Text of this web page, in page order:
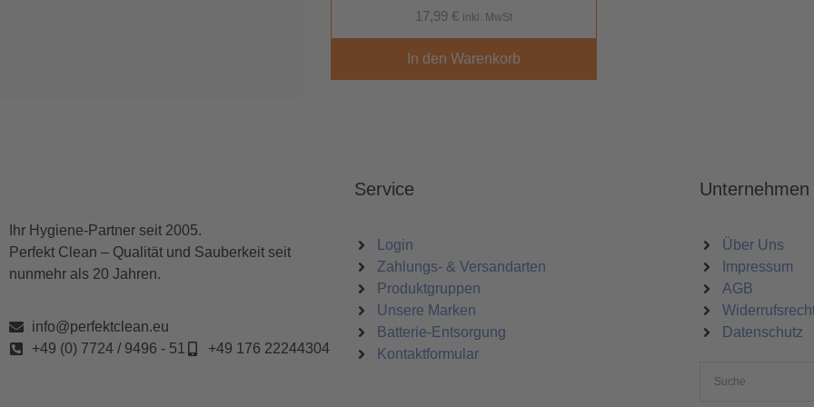
17,99 € inkl. MwSt
In den Warenkorb
Ihr Hygiene-Partner seit 2005.
Perfekt Clean – Qualität und Sauberkeit seit
nunmehr als 20 Jahren.
info@perfektclean.eu
+49 (0) 7724 / 9496 - 51
+49 176 22244304
Service
Login
Zahlungs- & Versandarten
Produktgruppen
Unsere Marken
Batterie-Entsorgung
Kontaktformular
Unternehmen
Über Uns
Impressum
AGB
Datenschutz